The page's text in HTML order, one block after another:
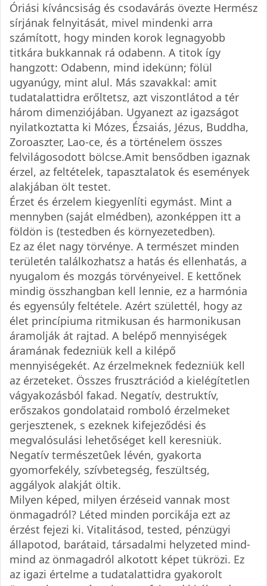
Óriási kíváncsiság és csodavárás övezte Hermész
sírjának felnyitását, mivel mindenki arra
számított, hogy minden korok legnagyobb
titkára bukkannak rá odabenn. A titok így
hangzott: Odabenn, mind idekünn; fölül
ugyanúgy, mint alul. Más szavakkal: amit
tudatalattidra erőltetsz, azt viszontlátod a tér
három dimenziójában. Ugyanezt az igazságot
nyilatkoztatta ki Mózes, Ézsaiás, Jézus, Buddha,
Zoroaszter, Lao-ce, és a történelem összes
felvilágosodott bölcse.Amit bensődben igaznak
érzel, az feltételek, tapasztalatok és események
alakjában ölt testet.
Érzet és érzelem kiegyenlíti egymást. Mint a
mennyben (saját elmédben), azonképpen itt a
földön is (testedben és környezetedben).
Ez az élet nagy törvénye. A természet minden
területén találkozhatsz a hatás és ellenhatás, a
nyugalom és mozgás törvényeivel. E kettőnek
mindig összhangban kell lennie, ez a harmónia
és egyensúly feltétele. Azért születtél, hogy az
élet princípiuma ritmikusan és harmonikusan
áramolják át rajtad. A belépő mennyiségek
áramának fedezniük kell a kilépő
mennyiségekét. Az érzelmeknek fedezniük kell
az érzeteket. Összes frusztrációd a kielégítetlen
vágyakozásból fakad. Negatív, destruktív,
erőszakos gondolataid romboló érzelmeket
gerjesztenek, s ezeknek kifejeződési és
megvalósulási lehetőséget kell keresniük.
Negatív természetûek lévén, gyakorta
gyomorfekély, szívbetegség, feszültség,
aggályok alakját öltik.
Milyen képed, milyen érzéseid vannak most
önmagadról? Léted minden porcikája ezt az
érzést fejezi ki. Vitalitásod, tested, pénzügyi
állapotod, barátaid, társadalmi helyzeted mind-
mind az önmagadról alkotott képet tükrözi. Ez
az igazi értelme a tudatalattidra gyakorolt